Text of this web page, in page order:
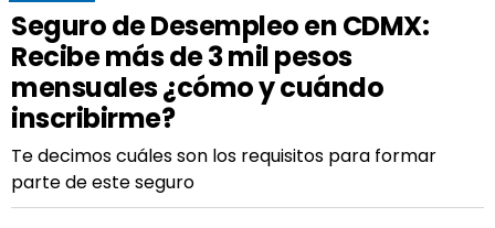
Seguro de Desempleo en CDMX:
Recibe más de 3 mil pesos
mensuales ¿cómo y cuándo
inscribirme?
Te decimos cuáles son los requisitos para formar
parte de este seguro